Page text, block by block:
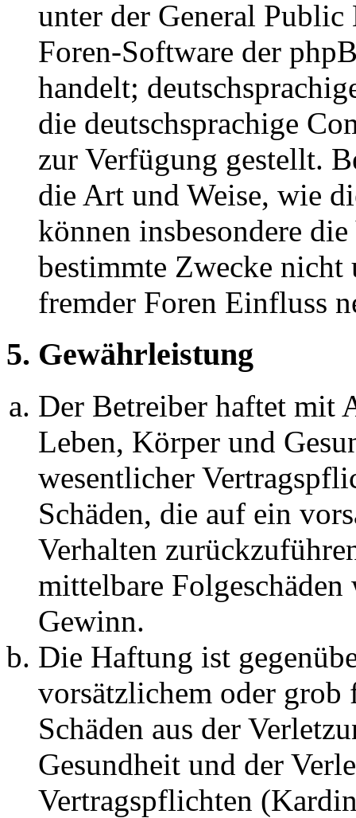
unter der General
Foren-Software der
handelt;
die deutschsprachige
zur Verfügung gestellt.
die Art und Weise, wie
können insbesondere
bestimmte Zwecke nicht
fremder Foren Einfluss
5. Gewährleistung
Der Betreiber haftet mit
Leben, Körper und
wesentlicher
Schäden, die auf ein
Verhalten
mittelbare Folgeschäden
Gewinn.
Die Haftung ist
vorsätzlichem oder grob
Schäden aus der
Gesundheit und der
Vertragspflichten